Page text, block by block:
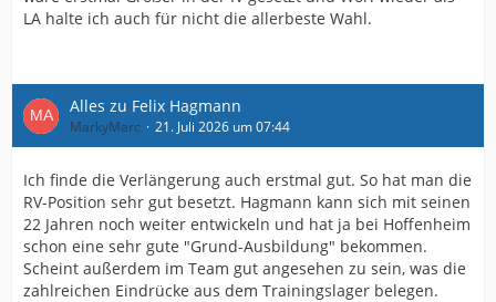
LA halte ich auch für nicht die allerbeste Wahl.
Alles zu Felix Hagmann
MarkyMarc 21. Juli 2026 um 07:44
Ich finde die Verlängerung auch erstmal gut. So hat man die
RV-Position sehr gut besetzt. Hagmann kann sich mit seinen
22 Jahren noch weiter entwickeln und hat ja bei Hoffenheim
schon eine sehr gute "Grund-Ausbildung" bekommen.
Scheint außerdem im Team gut angesehen zu sein, was die
zahlreichen Eindrücke aus dem Trainingslager belegen.